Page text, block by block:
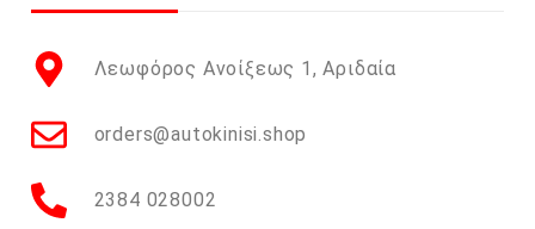
Λεωφόρος Ανοίξεως 1, Αριδαία
orders@autokinisi.shop
2384 028002